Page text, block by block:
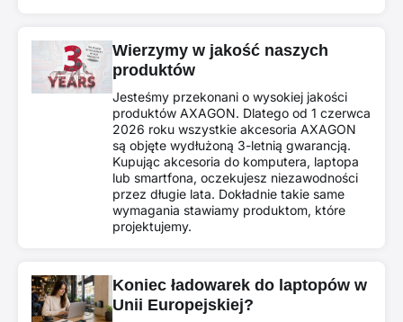
Wierzymy w jakość naszych
produktów
Jesteśmy przekonani o wysokiej jakości
produktów AXAGON. Dlatego od 1 czerwca
2026 roku wszystkie akcesoria AXAGON
są objęte wydłużoną 3-letnią gwarancją.
Kupując akcesoria do komputera, laptopa
lub smartfona, oczekujesz niezawodności
przez długie lata. Dokładnie takie same
wymagania stawiamy produktom, które
projektujemy.
Koniec ładowarek do laptopów w
Unii Europejskiej?